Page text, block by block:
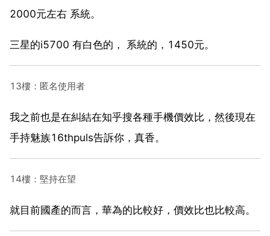
2000元左右 系統。
三星的i5700 有白色的， 系統的，1450元。
13樓：匿名使用者
我之前也是在糾結在知乎搜各種手機價效比，然後現在
手持魅族16thpuls告訴你，真香。
14樓：堅持在望
就目前國產的而言，華為的比較好，價效比也比較高。